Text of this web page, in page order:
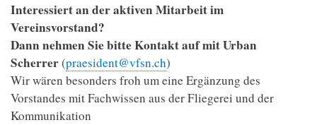
Interessiert an der aktiven Mitarbeit im
Vereinsvorstand?
Dann nehmen Sie bitte Kontakt auf mit Urban
Scherrer(praesident@vfsn.ch)
Wir wären besonders froh um eine Ergänzung des
Vorstandes mit Fachwissen aus der Fliegerei und der
Kommunikation